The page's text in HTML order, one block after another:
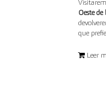
Oeste de
que
Leer